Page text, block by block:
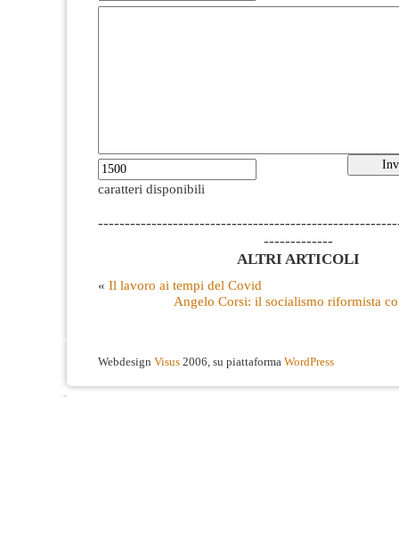
caratteri disponibili
-------------
ALTRI ARTICOLI
« Il lavoro ai tempi del Covid
Angelo Corsi: il socialismo riformista
Webdesign Visus 2006, su piattaforma WordPress